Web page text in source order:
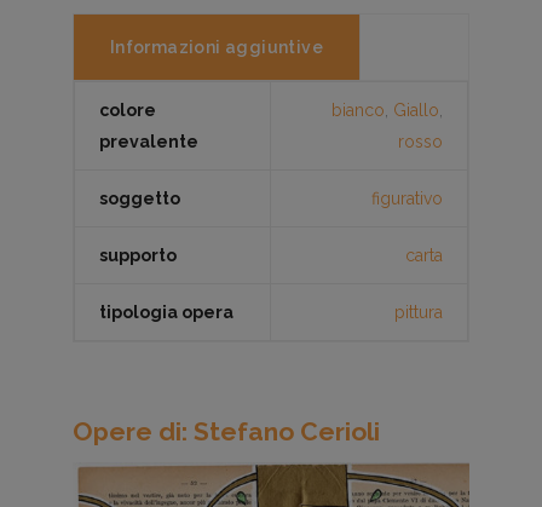
Informazioni aggiuntive
colore
prevalente
bianco Giallo
rosso
soggetto figurativo
supporto carta
tipologia opera pittura
Opere di: Stefano Cerioli